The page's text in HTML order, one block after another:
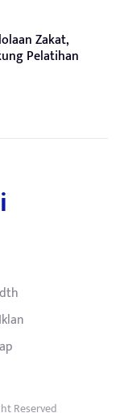
Zakat,
Pelatihan
Reserved